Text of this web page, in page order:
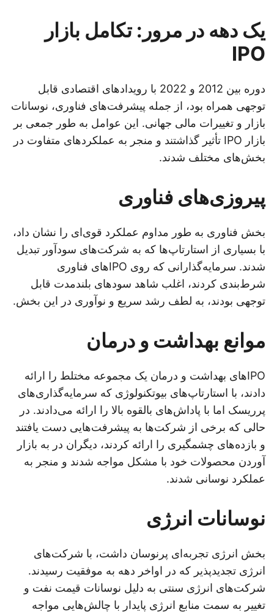
یک دهه در مرور: تکامل بازار
IPO
دوره بین 2012 و 2022 با رویدادهای اقتصادی قابل
توجهی همراه بود، از جمله پیشرفت‌های فناوری، نوسانات
بازار و تغییرات مالی جهانی. این عوامل به طور جمعی بر
بازار IPO تأثیر گذاشتند و منجر به عملکردهای متفاوت در
بخش‌های مختلف شدند.
پیروزی‌های فناوری
بخش فناوری به طور مداوم عملکرد قوی‌ای را نشان داد،
با بسیاری از استارتاپ‌ها که به شرکت‌های سودآور تبدیل
شدند. سرمایه‌گذارانی که روی IPOهای فناوری
شرط‌بندی کردند، اغلب شاهد سودهای بلندمدت قابل
توجهی بودند، به لطف رشد سریع و نوآوری در این بخش.
موانع بهداشت و درمان
IPOهای بهداشت و درمان یک مجموعه مختلط را ارائه
دادند، با استارتاپ‌های بیوتکنولوژی که سرمایه‌گذاری‌های
پرریسک اما با پاداش‌های بالقوه بالا را ارائه می‌دادند. در
حالی که برخی از شرکت‌ها به پیشرفت‌هایی دست یافتند
و بازده‌های چشمگیری را ارائه کردند، دیگران در به بازار
آوردن محصولات خود با مشکل مواجه شدند و منجر به
عملکرد نوسانی شدند.
نوسانات انرژی
بخش انرژی تجربه‌ای پرنوسان داشت، با شرکت‌های
انرژی تجدیدپذیر که در اواخر دهه به موفقیت رسیدند.
شرکت‌های انرژی سنتی به دلیل نوسانات قیمت نفت و
تغییر به سمت منابع انرژی پایدار با چالش‌هایی مواجه